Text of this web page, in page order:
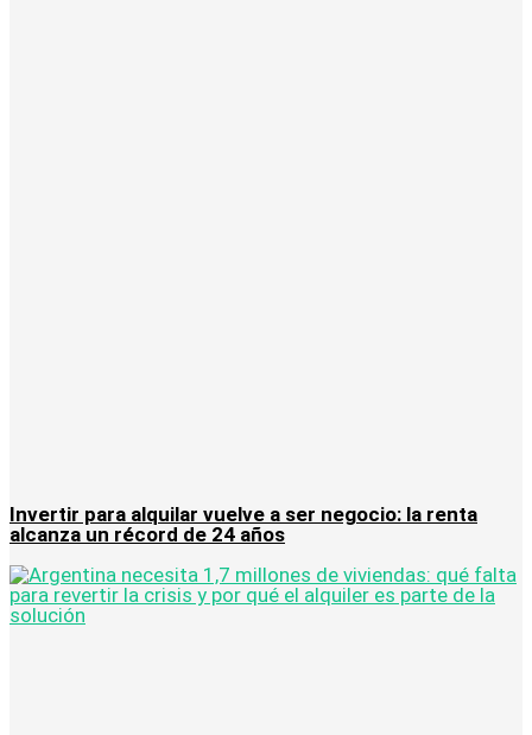
Invertir para alquilar vuelve a ser negocio: la renta
alcanza un récord de 24 años